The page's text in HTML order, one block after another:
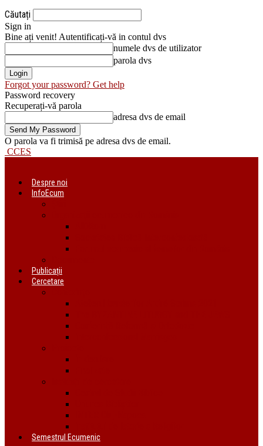
Căutați
Sign in
Bine ați venit! Autentificați-vă in contul dvs
numele dvs de utilizator
parola dvs
Forgot your password? Get help
Password recovery
Recuperați-vă parola
adresa dvs de email
O parola va fi trimisă pe adresa dvs de email.
CCES
Despre noi
InfoEcum
Publicații
Cercetare
Semestrul Ecumenic